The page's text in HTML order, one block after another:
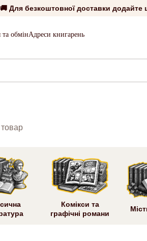
🚚 Для безкоштовної доставки додайте
обмінАдреси книгарень
Комікси та
графічні романи